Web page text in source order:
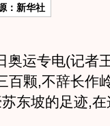
：新华社
运专电(记者
百颗,不辞长作
东坡的足迹,